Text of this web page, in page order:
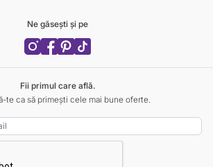
Ne găsești și pe
Fii primul care află.
te ca să primești cele mai bune oferte.